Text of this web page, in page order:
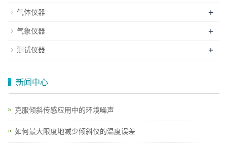
气体仪器 +
气象仪器 +
测试仪器 +
新闻中心
克服倾斜传感应用中的环境噪声
如何最大限度地减少倾斜仪的温度误差